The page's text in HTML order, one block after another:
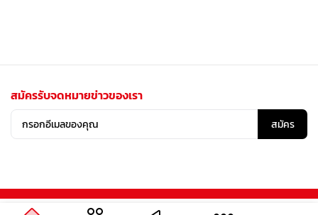
สมัครรับจดหมายข่าวของเรา
สมัคร